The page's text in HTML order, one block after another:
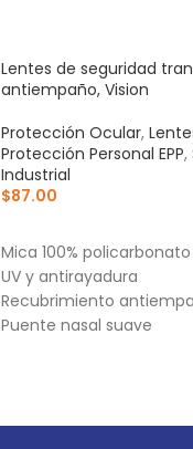
Lentes de seguridad
antiempaño, Vision
Protección Ocular,
Protección Personal EPP,
Industrial
$87.00
Mica 100%
UV y antirayadura
Recubrimiento
Puente nasal suave